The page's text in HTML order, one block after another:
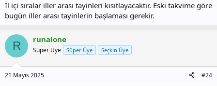
İl içi sıralar iller arası tayinleri kısıtlayacaktır. Eski takvime göre
bugün iller arası tayinlerin başlaması gerekir.
R runalone
Süper Üye Süper Üye Seçkin Üye
21 Mayıs 2025 #24